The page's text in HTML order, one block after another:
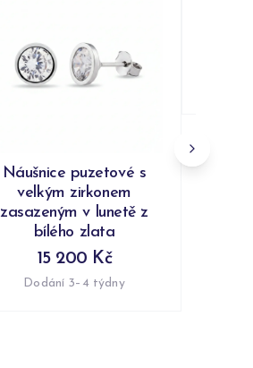
Náušnice puzetové s
velkým zirkonem
zasazeným v lunetě z
bílého zlata
15 200 Kč
Dodání 3–4 týdny